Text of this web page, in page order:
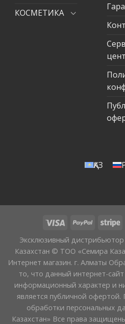
КОСМЕТИКА
ҚАЗ
Эксклюзивный
Казахстан © ТОО «Семира
Интернет магазин. г. Алматы
то, что данный интернет-
информационный характер и
является публичной
обработки персональных
Казахстан» Все права